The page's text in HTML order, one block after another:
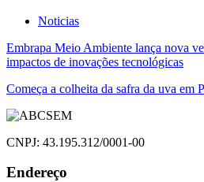
Noticias
Navegação
de
Post
Embrapa Meio Ambiente lança nova
impactos de inovações tecnológicas
Começa a colheita da safra da uva em
CNPJ: 43.195.312/0001-00
Endereço